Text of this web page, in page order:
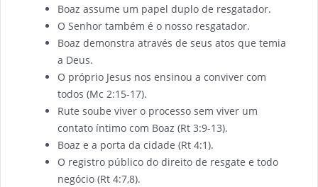
Boaz assume um papel duplo de resgatador.
O Senhor também é o nosso resgatador.
Boaz demonstra através de seus atos que temia
a Deus.
O próprio Jesus nos ensinou a conviver com
todos (Mc 2:15-17).
Rute soube viver o processo sem viver um
contato íntimo com Boaz (Rt 3:9-13).
Boaz e a porta da cidade (Rt 4:1).
O registro público do direito de resgate e todo
negócio (Rt 4:7,8).